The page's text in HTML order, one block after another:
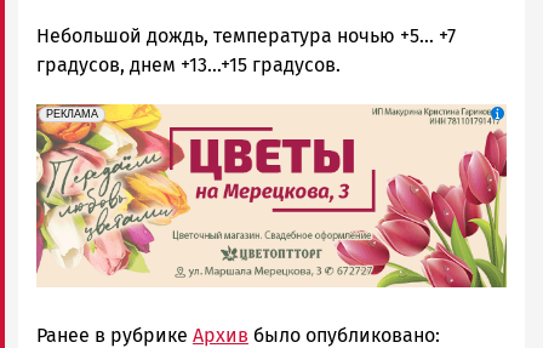
Небольшой дождь, температура ночью +5… +7
градусов, днем +13…+15 градусов.
erid: 2SDnjdAF4V7
РЕКЛАМА
Реклама
Ранее в рубрике Архив было опубликовано: